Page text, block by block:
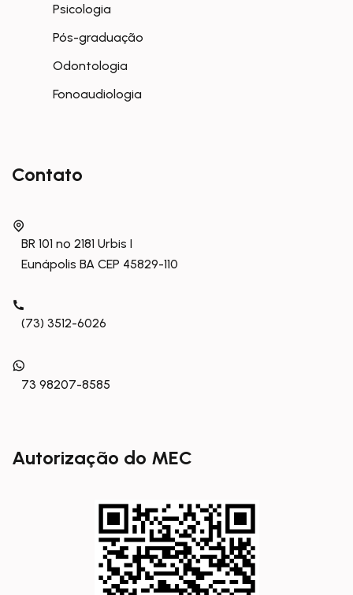
Psicologia
Pós-graduação
Odontologia
Fonoaudiologia
Contato
BR 101 nº 2181 Urbis I
Eunápolis BA CEP 45829-110
(73) 3512-6026
73 98207-8585
Autorização do MEC